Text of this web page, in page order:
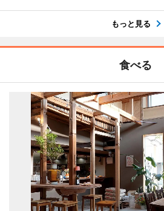
もっと見る
食べる